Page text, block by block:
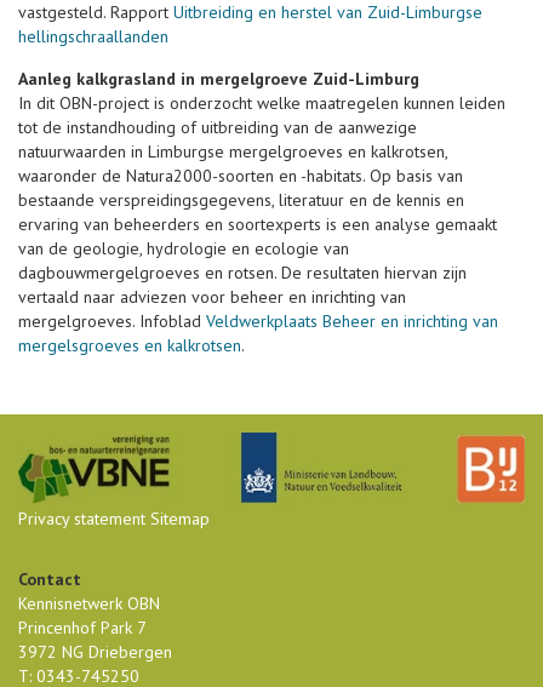
vastgesteld. Rapport Uitbreiding en herstel van Zuid-Limburgse
hellingschraallanden
Aanleg kalkgrasland in mergelgroeve Zuid-Limburg
In dit OBN-project is onderzocht welke maatregelen kunnen leiden
tot de instandhouding of uitbreiding van de aanwezige
natuurwaarden in Limburgse mergelgroeves en kalkrotsen,
waaronder de Natura2000-soorten en -habitats. Op basis van
bestaande verspreidingsgegevens, literatuur en de kennis en
ervaring van beheerders en soortexperts is een analyse gemaakt
van de geologie, hydrologie en ecologie van
dagbouwmergelgroeves en rotsen. De resultaten hiervan zijn
vertaald naar adviezen voor beheer en inrichting van
mergelgroeves. Infoblad Veldwerkplaats Beheer en inrichting van
mergelsgroeves en kalkrotsen.
Privacy statement Sitemap
Contact
Kennisnetwerk OBN
Princenhof Park 7
3972 NG Driebergen
T: 0343-745250